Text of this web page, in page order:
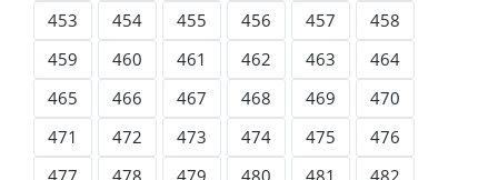
453 454 455 456 457
458
459
460 461 462 463
464
465
466 467 468 469
470
471
472 473 474 475
476